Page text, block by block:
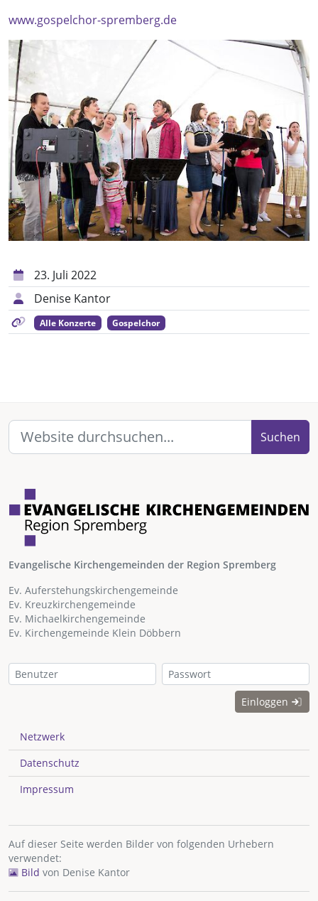
www.gospelchor-spremberg.de
23. Juli 2022
Denise Kantor
Alle Konzerte Gospelchor
Suchen
Evangelische Kirchengemeinden der Region Spremberg
Ev. Auferstehungskirchengemeinde
Ev. Kreuzkirchengemeinde
Ev. Michaelkirchengemeinde
Ev. Kirchengemeinde Klein Döbbern
Einloggen
Netzwerk
Datenschutz
Impressum
Auf dieser Seite werden Bilder von folgenden Urhebern
verwendet:
Bild von Denise Kantor